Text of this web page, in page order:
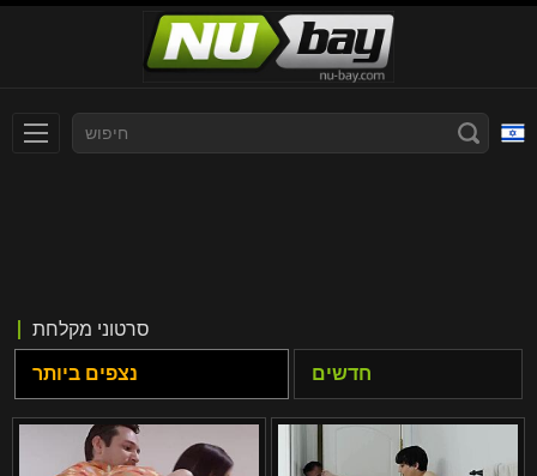
Deutsch
Српски
Norsk
ภาษาไทย
Русский
Español
Română
סרטוני מקלחת
נצפים ביותר חדשים